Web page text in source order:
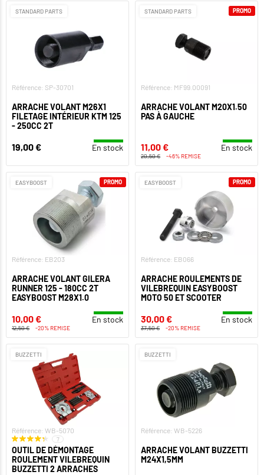
STANDARD PARTS
Référence: SP-30701
ARRACHE VOLANT M26X1
FILETAGE INTÉRIEUR KTM 125
- 250CC 2T
19,00 € En stock
STANDARD PARTS
Référence: MF99.00091
ARRACHE VOLANT M20X1.50
PAS À GAUCHE
11,00 € En stock
20,50 € -46% REMISE
PROMO
EASYBOOST
Référence: EB203
ARRACHE VOLANT GILERA
RUNNER 125 - 180CC 2T
EASYBOOST M28X1.0
10,00 € En stock
12,50 € -20% REMISE
PROMO EASYBOOST
Référence: EB066
ARRACHE ROULEMENTS DE
VILEBREQUIN EASYBOOST
MOTO 50 ET SCOOTER
30,00 € En stock
37,50 € -20% REMISE
PROMO
BUZZETTI
Référence: WB-5070
7
OUTIL DE DÉMONTAGE
ROULEMENT VILEBREQUIN
BUZZETTI 2 ARRACHES
BUZZETTI
Référence: WB-5226
ARRACHE VOLANT BUZZETTI
M24X1,5MM